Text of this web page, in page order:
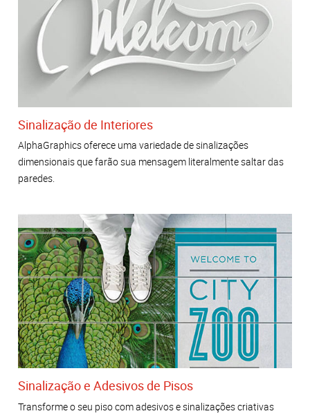
Sinalização de Interiores
AlphaGraphics oferece uma variedade de sinalizações
dimensionais que farão sua mensagem literalmente saltar das
paredes.
Sinalização e Adesivos de Pisos
Transforme o seu piso com adesivos e sinalizações criativas